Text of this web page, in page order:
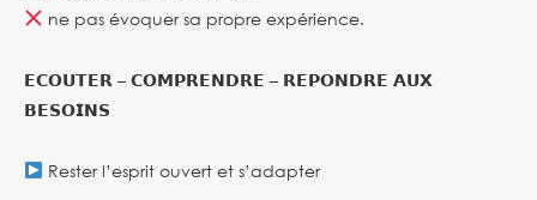
ne pas évoquer sa propre expérience.
𝗘𝗖𝗢𝗨𝗧𝗘𝗥 – 𝗖𝗢𝗠𝗣𝗥𝗘𝗡𝗗𝗥𝗘 – 𝗥𝗘𝗣𝗢𝗡𝗗𝗥𝗘 𝗔𝗨𝗫
𝗕𝗘𝗦𝗢𝗜𝗡𝗦
Rester l’esprit ouvert et s’adapter